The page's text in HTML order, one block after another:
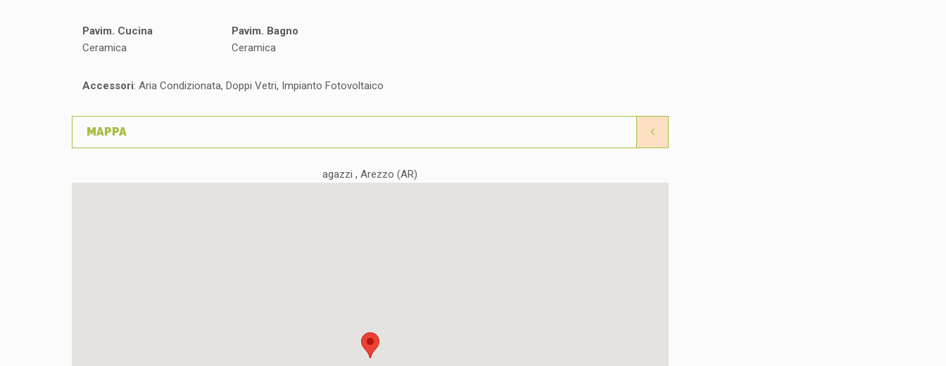
Pavim. Cucina
Ceramica
Pavim. Bagno
Ceramica
Accessori: Aria Condizionata, Doppi Vetri, Impianto Fotovoltaico
MAPPA
agazzi , Arezzo (AR)